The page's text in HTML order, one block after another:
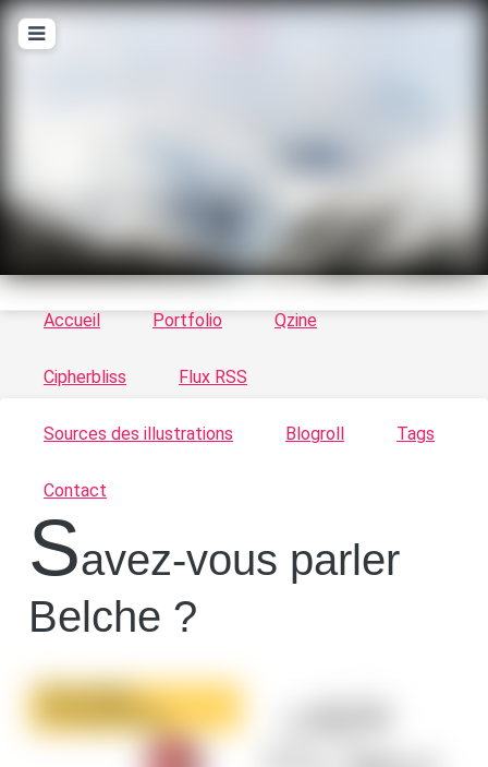
Le vortex à chats - Illustrations, trucs en tout
genre par Tykayn
Accueil Portfolio Qzine
Cipherbliss Flux RSS
Sources des illustrations Blogroll Tags
Contact
Savez-vous parler
Belche ?